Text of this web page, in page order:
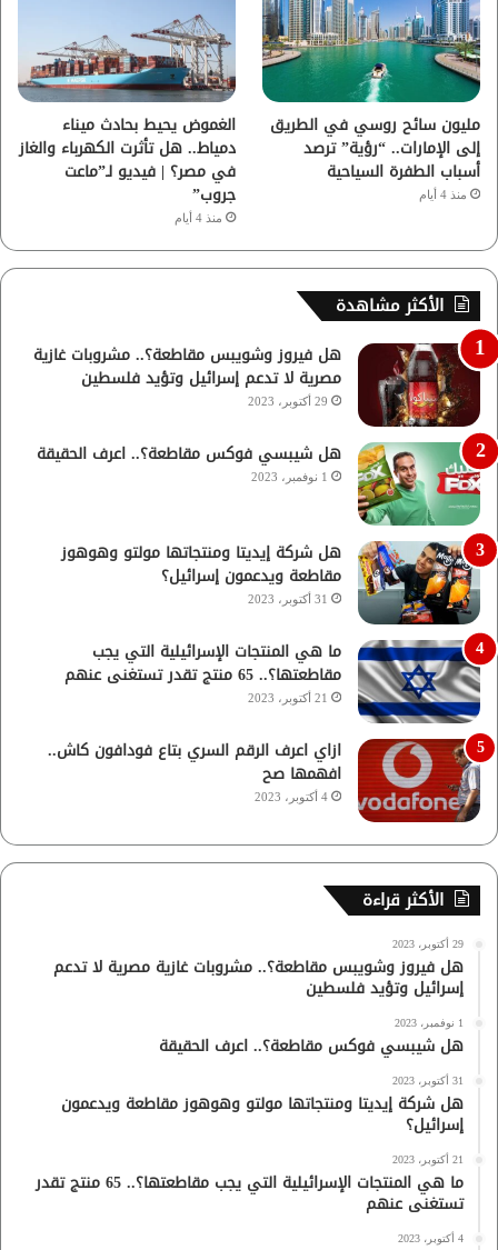
مليون سائح روسي في الطريق
إلى الإمارات.. “رؤية” ترصد
أسباب الطفرة السياحية
منذ 4 أيام
الغموض يحيط بحادث ميناء
دمياط.. هل تأثرت الكهرباء والغاز
في مصر؟ | فيديو لـ”ماعت
جروب”
منذ 4 أيام
الأكثر مشاهدة
هل فيروز وشويبس مقاطعة؟.. مشروبات غازية
مصرية لا تدعم إسرائيل وتؤيد فلسطين
29 أكتوبر، 2023
هل شيبسي فوكس مقاطعة؟.. اعرف الحقيقة
1 نوفمبر، 2023
هل شركة إيديتا ومنتجاتها مولتو وهوهوز
مقاطعة ويدعمون إسرائيل؟
31 أكتوبر، 2023
ما هي المنتجات الإسرائيلية التي يجب
مقاطعتها؟.. 65 منتج تقدر تستغنى عنهم
21 أكتوبر، 2023
ازاي اعرف الرقم السري بتاع فودافون كاش..
افهمها صح
4 أكتوبر، 2023
الأكثر قراءة
29 أكتوبر، 2023
هل فيروز وشويبس مقاطعة؟.. مشروبات غازية مصرية لا تدعم
إسرائيل وتؤيد فلسطين
1 نوفمبر، 2023
هل شيبسي فوكس مقاطعة؟.. اعرف الحقيقة
31 أكتوبر، 2023
هل شركة إيديتا ومنتجاتها مولتو وهوهوز مقاطعة ويدعمون
إسرائيل؟
21 أكتوبر، 2023
ما هي المنتجات الإسرائيلية التي يجب مقاطعتها؟.. 65 منتج تقدر
تستغنى عنهم
4 أكتوبر، 2023